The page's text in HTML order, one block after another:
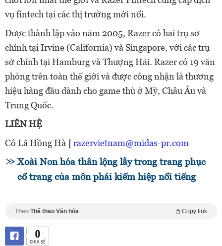
vụ fintech tại các thị trường mới nổi.
Được thành lập vào năm 2005, Razer có hai trụ sở
chính tại Irvine (California) và Singapore, với các trụ
sở chính tại Hamburg và Thượng Hải. Razer có 19 văn
phòng trên toàn thế giới và được công nhận là thương
hiệu hàng đầu dành cho game thủ ở Mỹ, Châu Âu và
Trung Quốc.
LIÊN HỆ
Cô Lã Hồng Hà | razervietnam@midas-pr.com
Xoài Non hóa thân lộng lẫy trong trang phục
cổ trang của môn phái kiếm hiệp nổi tiếng
Theo Thể thao Văn hóa Copy link
0
CHIA SẺ